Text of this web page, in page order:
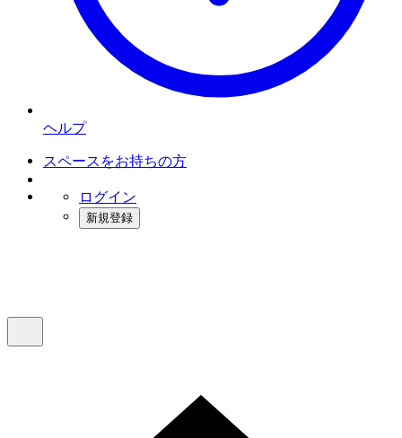
ヘルプ
スペースをお持ちの方
ログイン
新規登録